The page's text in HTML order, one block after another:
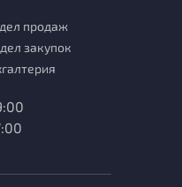
продаж
закупок